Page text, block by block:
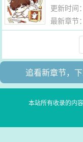
更新时间
最新章节
追看新章节，
本站所有收录的内